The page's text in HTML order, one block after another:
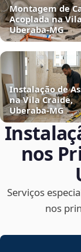
Montagem de
Acoplada na
Uberaba‑MG
Instalação de
na Vila Craide,
Uberaba‑MG
nos
Serviços
nos